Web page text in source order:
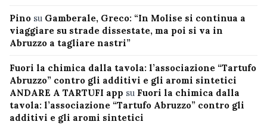
Pino su Gamberale, Greco: “In Molise si continua a
viaggiare su strade dissestate, ma poi si va in
Abruzzo a tagliare nastri”
Fuori la chimica dalla tavola: l’associazione “Tartufo
Abruzzo” contro gli additivi e gli aromi sintetici
ANDARE A TARTUFI app su Fuori la chimica dalla
tavola: l’associazione “Tartufo Abruzzo” contro gli
additivi e gli aromi sintetici